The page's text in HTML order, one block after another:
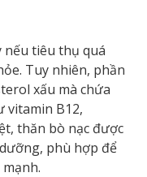
tiêu thụ quá
Tuy nhiên, phần
xấu mà chứa
vitamin B12,
thăn bò nạc được
phù hợp để